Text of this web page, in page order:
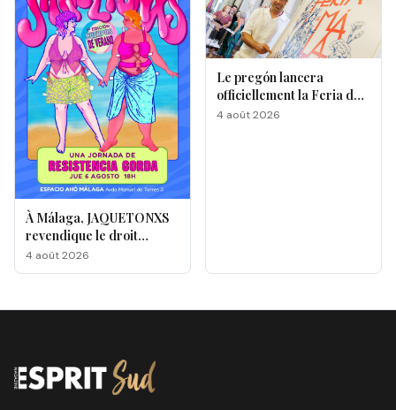
À Málaga, JAQUETONXS
revendique le droit
d'exister, de créer… et de
célébrer tous les corps
4 août 2026
Le pregón lancera
officiellement la Feria de
Málaga 2026
4 août 2026